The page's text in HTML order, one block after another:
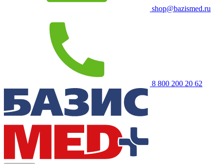
shop@bazismed.ru
8 800 200 20 62